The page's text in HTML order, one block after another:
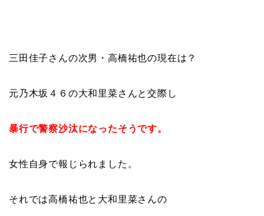
三田佳子さんの次男・高橋祐也の現在は？
元乃木坂４６の大和里菜さんと交際し
暴行で警察沙汰になったそうです。
女性自身で報じられました。
それでは高橋祐也と大和里菜さんの